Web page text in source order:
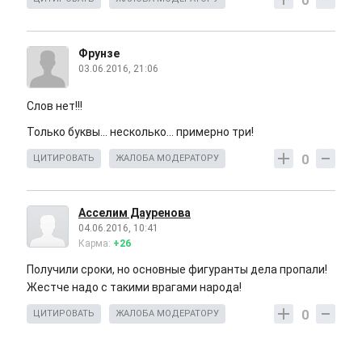
Фрунзе
03.06.2016, 21:06
Слов нет!!!
Только буквы... несколько... примерно три!
0
ЦИТИРОВАТЬ ЖАЛОБА МОДЕРАТОРУ
Асселим Дауренова
04.06.2016, 10:41
Карма: +26
Получили сроки, но основные фигуранты дела пропали!
Жестче надо с такими врагами народа!
0
ЦИТИРОВАТЬ ЖАЛОБА МОДЕРАТОРУ